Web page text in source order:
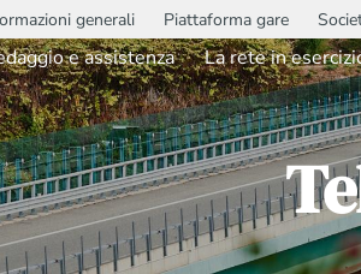
generali Piattaforma gare
e assistenza La rete in